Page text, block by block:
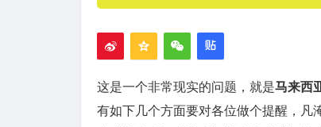
这是一个非常现实的问题，就是马来西
有如下几个方面要对各位做个提醒，凡